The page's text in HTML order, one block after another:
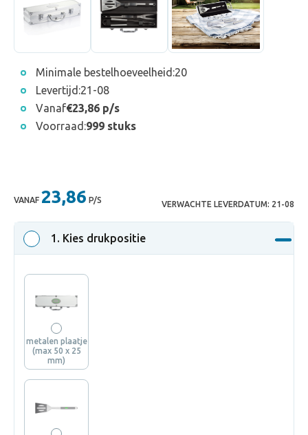
Minimale bestelhoeveelheid:20
Levertijd:21-08
Vanaf€23,86 p/s
Voorraad:999 stuks
VANAF 23,86 P/S VERWACHTE LEVERDATUM: 21-08
1 . Kies drukpositie
metalen plaatje
(max 50 x 25
mm)